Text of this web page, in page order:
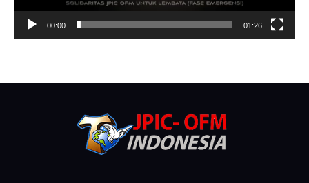
00:00 01:26